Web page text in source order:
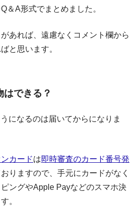
＆A形式でまとめました。
あれば、遠慮なくコメント欄から
と思います。
はできる？
になるのは届いてからになりま
カードは即時審査のカード番号発
りますので、手元にカードがなく
ングやApple Payなどのスマホ決
。